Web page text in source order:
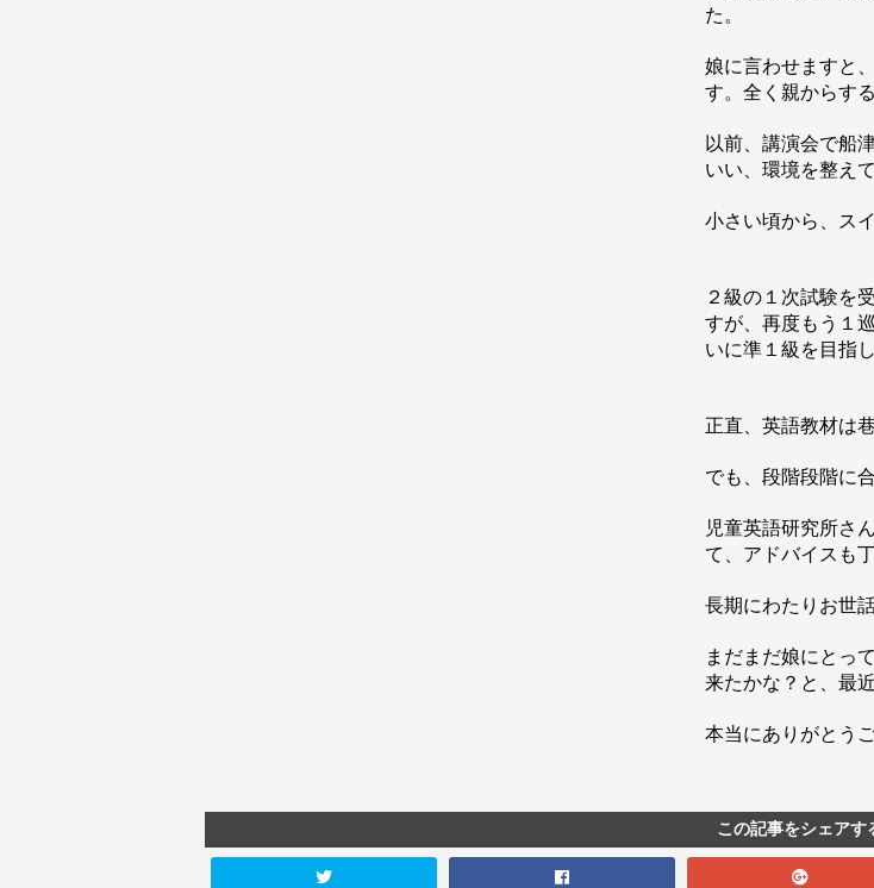
た。
娘に言わせますと
す。全く親からす
以前、講演会で船
いい、環境を整え
小さい頃から、ス
２級の１次試験を
すが、再度もう１
いに準１級を目指
正直、英語教材は
でも、段階段階に
児童英語研究所さ
て、アドバイスも
長期にわたりお世
まだまだ娘にとっ
来たかな？と、最
本当にありがとう
この記事をシェアす